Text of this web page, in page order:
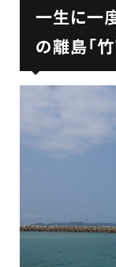
一生に一
の離島「